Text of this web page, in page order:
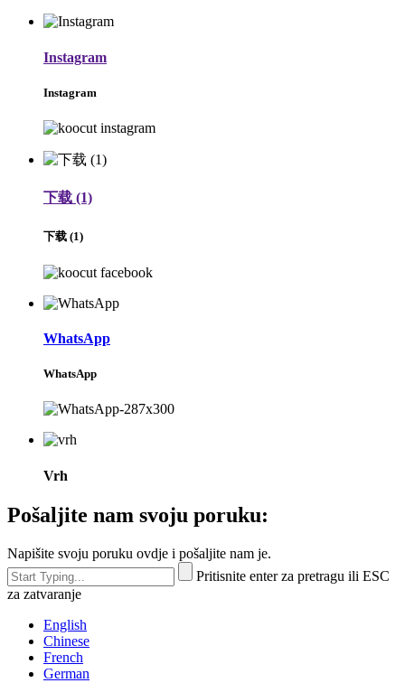
Instagram
Instagram
下载 (1)
下载 (1)
WhatsApp
WhatsApp
Vrh
Pošaljite nam svoju poruku:
Napišite svoju poruku ovdje i pošaljite nam je.
Pritisnite enter za pretragu ili ESC
za zatvaranje
English
Chinese
French
German